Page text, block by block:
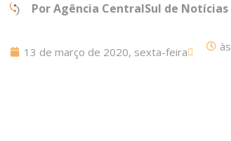
PorAgência CentralSul de Notícias
13 de março de 2020, sexta-feira às